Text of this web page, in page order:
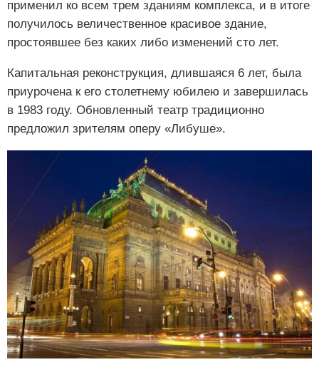
применил ко всем трем зданиям комплекса, и в итоге
получилось величественное красивое здание,
простоявшее без каких либо изменений сто лет.
Капитальная реконструкция, длившаяся 6 лет, была
приурочена к его столетнему юбилею и завершилась
в 1983 году. Обновленный театр традиционно
предложил зрителям оперу «Либуше».